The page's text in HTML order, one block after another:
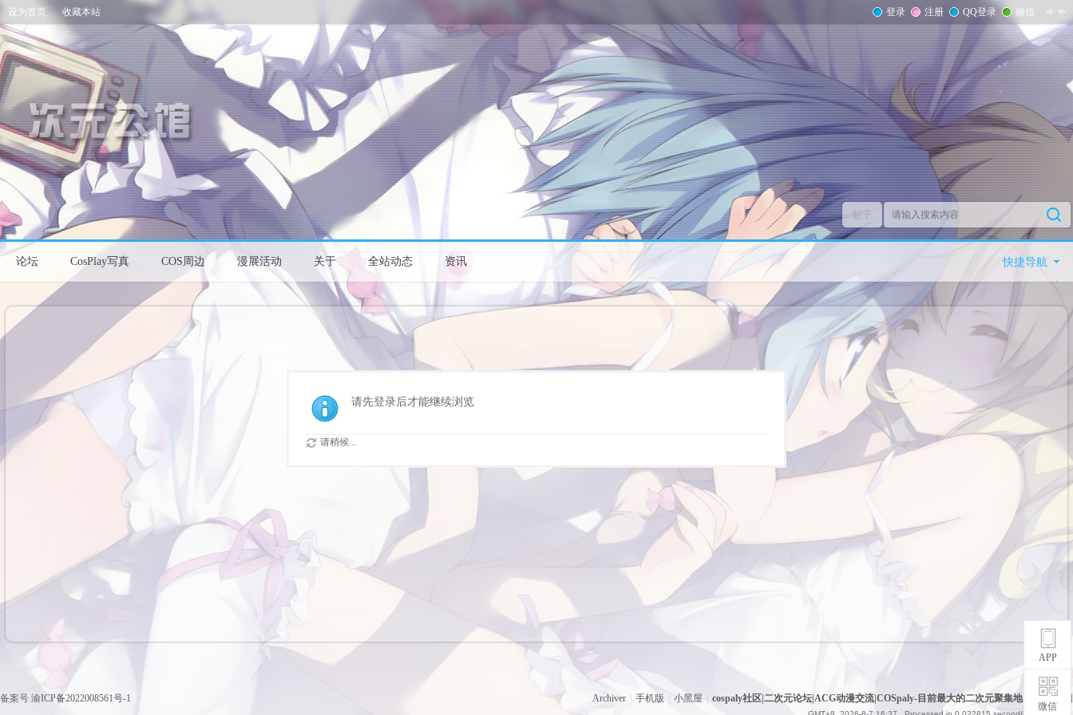
设为首页 收藏本站 登录 注册 QQ登录 微信
帖子
快捷导航
论坛 CosPlay写真 COS周边 漫展活动 关于 全站动态 资讯
请先登录后才能继续浏览
请稍候...
Archiver 手机版 小黑屋 cospaly社区|二次元论坛|ACG动漫交流|COSpaly-目前最大的二次元聚集地 网站地图
备案号 渝ICP备2022008561号-1
APP
微信